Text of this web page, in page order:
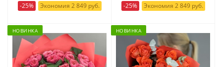
-25% Экономия 2 849 руб. -25% Экономия 2 849 руб.
НОВИНКА НОВИНКА